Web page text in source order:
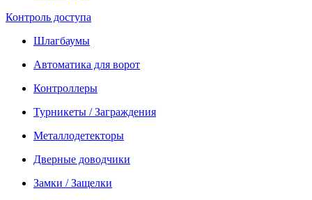
Контроль доступа
Шлагбаумы
Автоматика для ворот
Контроллеры
Турникеты / Заграждения
Металлодетекторы
Дверные доводчики
Замки / Защелки